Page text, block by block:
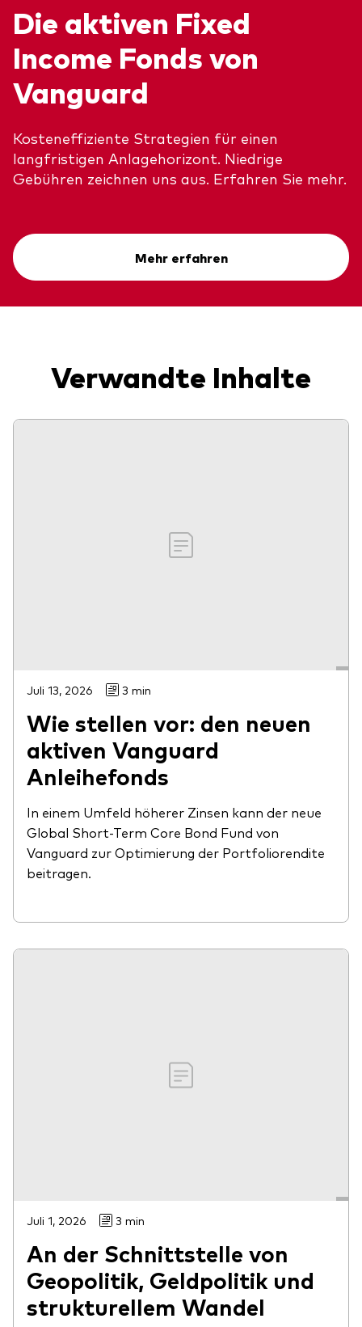
Die aktiven Fixed
Income Fonds von
Vanguard
Kosteneffiziente Strategien für einen
langfristigen Anlagehorizont. Niedrige
Gebühren zeichnen uns aus. Erfahren Sie mehr.
Mehr erfahren
Verwandte Inhalte
Juli 13, 2026 3 min
Wie stellen vor: den neuen
aktiven Vanguard
Anleihefonds
In einem Umfeld höherer Zinsen kann der neue
Global Short-Term Core Bond Fund von
Vanguard zur Optimierung der Portfoliorendite
beitragen.
Juli 1, 2026 3 min
An der Schnittstelle von
Geopolitik, Geldpolitik und
strukturellem Wandel